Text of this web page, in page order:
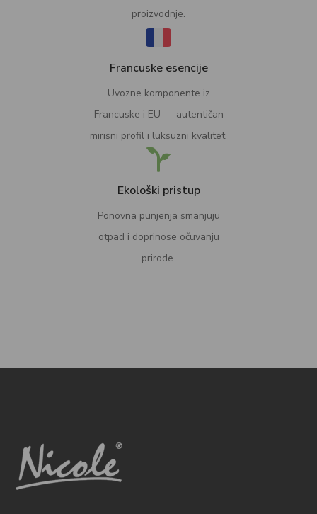
proizvodnje.
Francuske esencije
Uvozne komponente iz
Francuske i EU — autentičan
mirisni profil i luksuzni kvalitet.
Ekološki pristup
Ponovna punjenja smanjuju
otpad i doprinose očuvanju
prirode.